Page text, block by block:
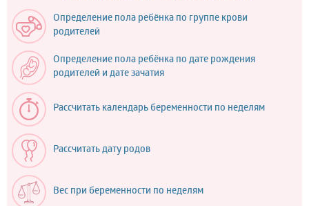
Определение пола ребёнка по группе крови
родителей
Определение пола ребёнка по дате рождения
родителей и дате зачатия
Рассчитать календарь беременности по неделям
Рассчитать дату родов
Вес при беременности по неделям